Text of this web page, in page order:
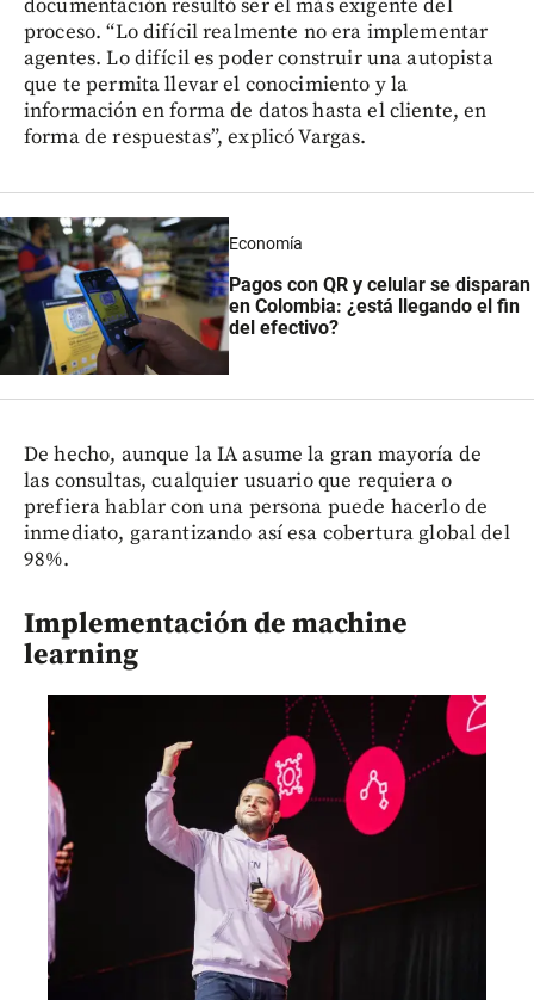
documentación resultó ser el más exigente del
proceso. “Lo difícil realmente no era implementar
agentes. Lo difícil es poder construir una autopista
que te permita llevar el conocimiento y la
información en forma de datos hasta el cliente, en
forma de respuestas”, explicó Vargas.
Economía
Pagos con QR y celular se disparan
en Colombia: ¿está llegando el fin
del efectivo?
De hecho, aunque la IA asume la gran mayoría de
las consultas, cualquier usuario que requiera o
prefiera hablar con una persona puede hacerlo de
inmediato, garantizando así esa cobertura global del
98%.
Implementación de machine
learning